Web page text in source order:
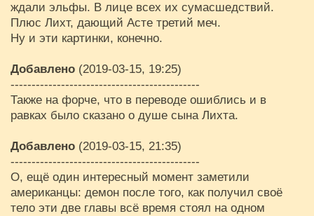
ждали эльфы. В лице всех их сумасшедствий.
Плюс Лихт, дающий Асте третий меч.
Ну и эти картинки, конечно.
Добавлено (2019-03-15, 19:25)
---------------------------------------------
Также на форче, что в переводе ошиблись и в
равках было сказано о душе сына Лихта.
Добавлено (2019-03-15, 21:35)
---------------------------------------------
О, ещё один интересный момент заметили
американцы: демон после того, как получил своё
тело эти две главы всё время стоял на одном